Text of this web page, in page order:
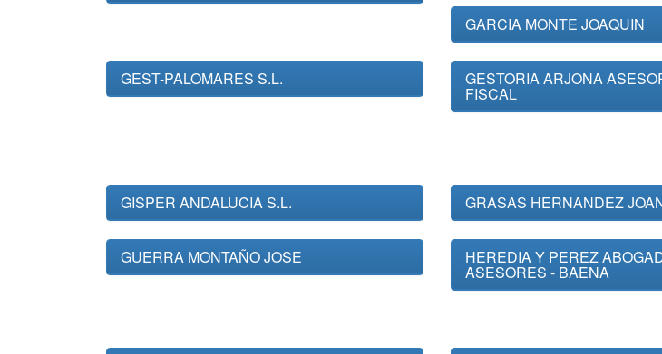
GARCIA MONTE JOAQUIN
GEST-PALOMARES S.L. GESTORIA ARJONA
FISCAL
GISPER ANDALUCIA S.L. GRASAS HERNANDEZ
GUERRA MONTAÑO JOSE HEREDIA Y PEREZ
ASESORES - BAENA